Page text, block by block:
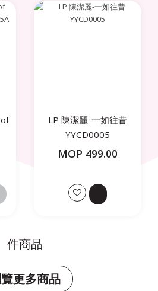
LP 陳潔麗-一如往昔
YYCD0005
MOP 499.00
件商品
更多商品